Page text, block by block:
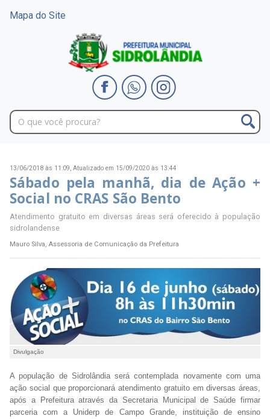
Mapa do Site
13/06/2018 às 11:09, Atualizado em 15/09/2020 às 13:44
Sábado pela manhã, dia de Ação +
Social no CRAS São Bento
Atendimento gratuito em diversas áreas será oferecido à população
sidrolandense
Mauro Silva, Assessoria de Comunicação da Prefeitura
Divulgação
A população de Sidrolândia será contemplada novamente com uma
ação social que proporcionará atendimento gratuito em diversas áreas,
após a Prefeitura através da Secretaria Municipal de Saúde firmar
parceria com a Uniderp de Campo Grande, instituição de ensino